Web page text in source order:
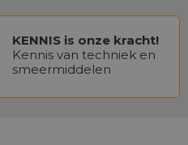
KENNIS is onze kracht!
Kennis van techniek en
smeermiddelen